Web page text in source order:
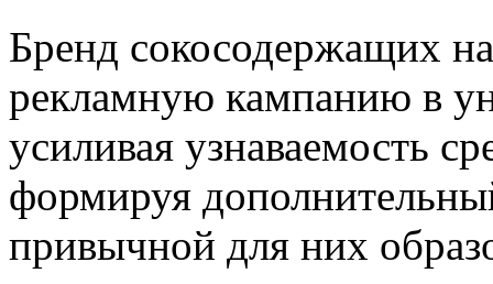
Бренд сокосодержащих
рекламную кампанию в
усиливая узнаваемость
формируя
привычной для них